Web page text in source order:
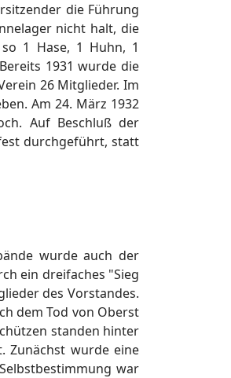
die Führung
nicht halt, die
1 Hase, 1 Huhn, 1
1931 wurde die
26 Mitglieder. Im
Am 24. März 1932
Auf Beschluß der
durchgeführt, statt
wurde auch der
ein dreifaches "Sieg
des Vorstandes.
dem Tod von Oberst
standen hinter
Zunächst wurde eine
war